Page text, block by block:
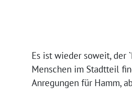
Es ist wieder soweit, der
Menschen im Stadtteil
Anregungen für Hamm,